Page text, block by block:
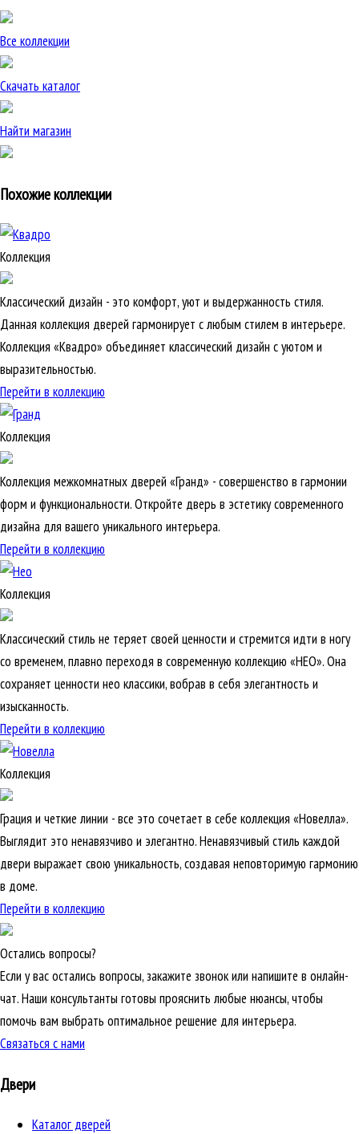
Все коллекции
Скачать каталог
Найти магазин
Похожие коллекции
Коллекция
Классический дизайн - это комфорт, уют и выдержанность стиля.
Данная коллекция дверей гармонирует с любым стилем в интерьере.
Коллекция «Квадро» объединяет классический дизайн с уютом и
выразительностью.
Перейти в коллекцию
Коллекция
Коллекция межкомнатных дверей «Гранд» - совершенство в гармонии
форм и функциональности. Откройте дверь в эстетику современного
дизайна для вашего уникального интерьера.
Перейти в коллекцию
Коллекция
Классический стиль не теряет своей ценности и стремится идти в ногу
со временем, плавно переходя в современную коллекцию «НЕО». Она
сохраняет ценности нео классики, вобрав в себя элегантность и
изысканность.
Перейти в коллекцию
Коллекция
Грация и четкие линии - все это сочетает в себе коллекция «Новелла».
Выглядит это ненавязчиво и элегантно. Ненавязчивый стиль каждой
двери выражает свою уникальность, создавая неповторимую гармонию
в доме.
Перейти в коллекцию
Остались вопросы?
Если у вас остались вопросы, закажите звонок или напишите в онлайн-
чат. Наши консультанты готовы прояснить любые нюансы, чтобы
помочь вам выбрать оптимальное решение для интерьера.
Связаться с нами
Двери
Каталог дверей